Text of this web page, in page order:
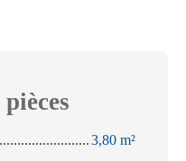
pièces
3,80 m²